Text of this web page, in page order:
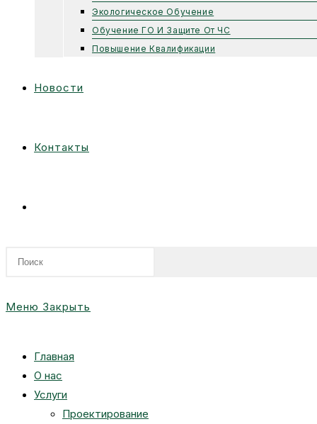
Экологическое Обучение
Обучение ГО И Защите От ЧС
Повышение Квалификации
Новости
Контакты
поиск
веб-
Меню Закрыть
Главная
О нас
Услуги
Проектирование